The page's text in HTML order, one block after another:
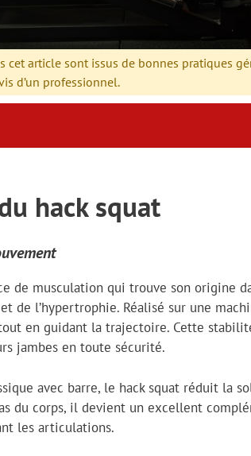
cet article sont issus de bonnes pratiques
d’un professionnel.
hack squat
de musculation qui trouve son origine
de l’hypertrophie. Réalisé sur une
en guidant la trajectoire. Cette
jambes en toute sécurité.
avec barre, le hack squat réduit la
du corps, il devient un excellent
les articulations.